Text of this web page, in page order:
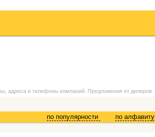
адреса и телефоны компаний. Предложения от дилеров.
по алфавиту
по популярности